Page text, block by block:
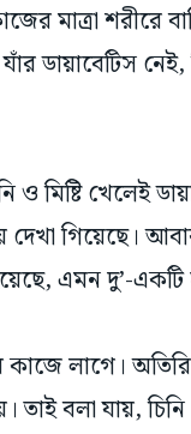
মাত্রা শরীরে
ডায়াবেটিস
মিষ্টি খেলেই
গিয়েছে।
এমন দু’-একটি
লাগে।
তাই বলা যায়,